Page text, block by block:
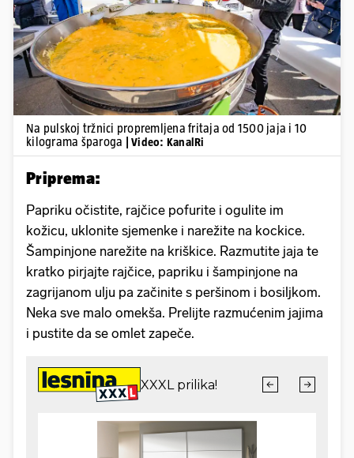
Pokretanje videa...
Na pulskoj tržnici propremljena fritaja od 1500 jaja i 10
kilograma šparoga
| Video: KanalRi
Priprema:
Papriku očistite, rajčice pofurite i ogulite im
kožicu, uklonite sjemenke i narežite na kockice.
Šampinjone narežite na kriškice. Razmutite jaja te
kratko pirjajte rajčice, papriku i šampinjone na
zagrijanom ulju pa začinite s peršinom i bosiljkom.
Neka sve malo omekša. Prelijte razmućenim jajima
i pustite da se omlet zapeče.